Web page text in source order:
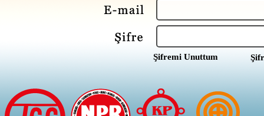
Şifremi Unuttum